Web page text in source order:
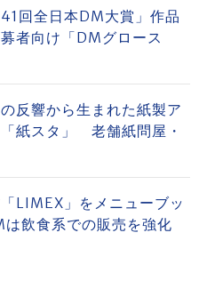
回全日本DM大賞」作品
者向け「DMグロース
反響から生まれた紙製ア
紙スタ」 老舗紙問屋・
LIMEX」をメニューブッ
飲食系での販売を強化